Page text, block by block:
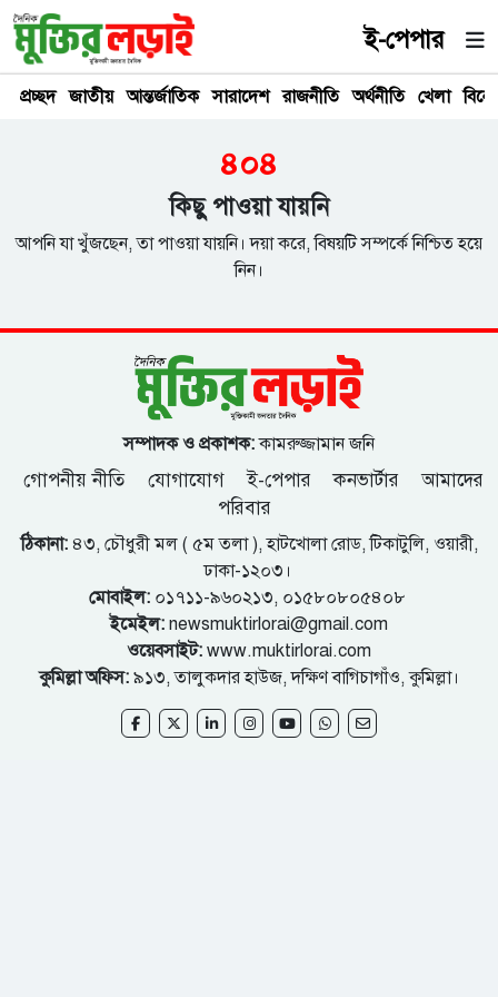
ই-পেপার
প্রচ্ছদ জাতীয় আন্তর্জাতিক সারাদেশ রাজনীতি অর্থনীতি খেলা
৪০৪
কিছু পাওয়া যায়নি
আপনি যা খুঁজছেন, তা পাওয়া যায়নি। দয়া করে, বিষয়টি সম্পর্কে নিশ্চিত হয়ে
নিন।
সম্পাদক ও প্রকাশক:কামরুজ্জামান জনি
গোপনীয় নীতি যোগাযোগ ই-পেপার কনভার্টার
আমাদের
পরিবার
ঠিকানা:৪৩, চৌধুরী মল ( ৫ম তলা ), হাটখোলা রোড, টিকাটুলি, ওয়ারী,
ঢাকা-১২০৩।
মোবাইল:০১৭১১-৯৬০২১৩, ০১৫৮০৮০৫৪০৮
ইমেইল: newsmuktirlorai@gmail.com
ওয়েবসাইট: www.muktirlorai.com
কুমিল্লা অফিস: ৯১৩, তালুকদার হাউজ, দক্ষিণ বাগিচাগাঁও, কুমিল্লা।